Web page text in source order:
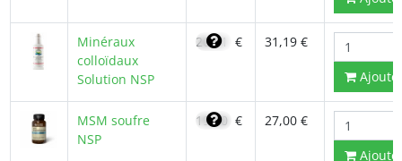
Minéraux
colloïdaux
Solution NSP
26,51 € 31,19 €
MSM soufre
NSP
19,30 € 27,00 €